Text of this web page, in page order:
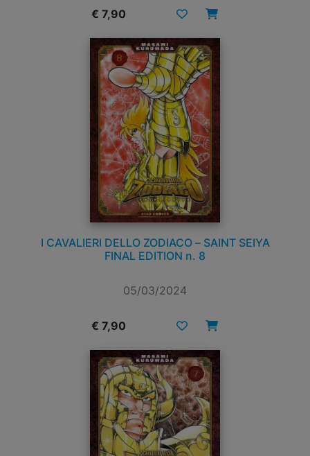
€ 7,90
I CAVALIERI DELLO ZODIACO – SAINT SEIYA
FINAL EDITION n. 8
05/03/2024
€ 7,90